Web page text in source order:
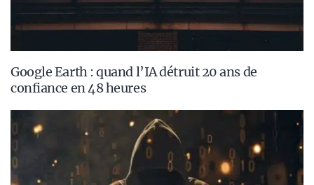
Google Earth : quand l’IA détruit 20 ans de
confiance en 48 heures